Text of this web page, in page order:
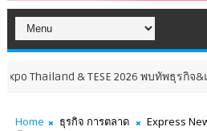
& TESE 2026 พบทัพธุรกิจ&แฟรนไชส์
Home ธุรกิจ การตลาด Express